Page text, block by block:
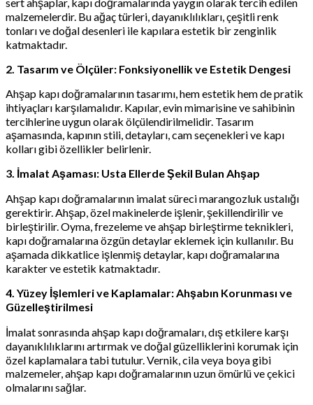
malzemelerdir. Bu ağaç türleri, dayanıklılıkları, çeşitli renk
tonları ve doğal desenleri ile kapılara estetik bir zenginlik
katmaktadır.
2. Tasarım ve Ölçüler: Fonksiyonellik ve Estetik Dengesi
Ahşap kapı doğramalarının tasarımı, hem estetik hem de pratik
ihtiyaçları karşılamalıdır. Kapılar, evin mimarisine ve sahibinin
tercihlerine uygun olarak ölçülendirilmelidir. Tasarım
aşamasında, kapının stili, detayları, cam seçenekleri ve kapı
kolları gibi özellikler belirlenir.
3. İmalat Aşaması: Usta Ellerde Şekil Bulan Ahşap
Ahşap kapı doğramalarının imalat süreci marangozluk ustalığı
gerektirir. Ahşap, özel makinelerde işlenir, şekillendirilir ve
birleştirilir. Oyma, frezeleme ve ahşap birleştirme teknikleri,
kapı doğramalarına özgün detaylar eklemek için kullanılır. Bu
aşamada dikkatlice işlenmiş detaylar, kapı doğramalarına
karakter ve estetik katmaktadır.
4. Yüzey İşlemleri ve Kaplamalar: Ahşabın Korunması ve
Güzelleştirilmesi
İmalat sonrasında ahşap kapı doğramaları, dış etkilere karşı
dayanıklılıklarını artırmak ve doğal güzelliklerini korumak için
özel kaplamalara tabi tutulur. Vernik, cila veya boya gibi
malzemeler, ahşap kapı doğramalarının uzun ömürlü ve çekici
olmalarını sağlar.